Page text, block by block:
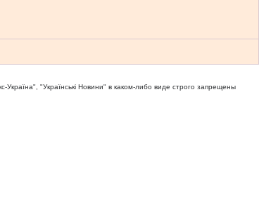
"Українськi Новини" в каком-либо виде строго запрещены